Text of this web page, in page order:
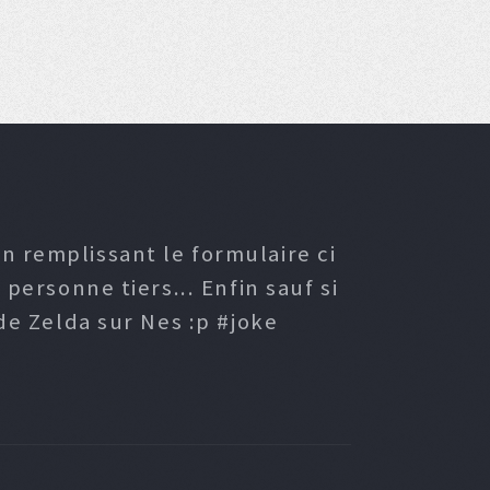
remplissant le formulaire ci
tiers... Enfin sauf si
Zelda sur Nes :p #joke